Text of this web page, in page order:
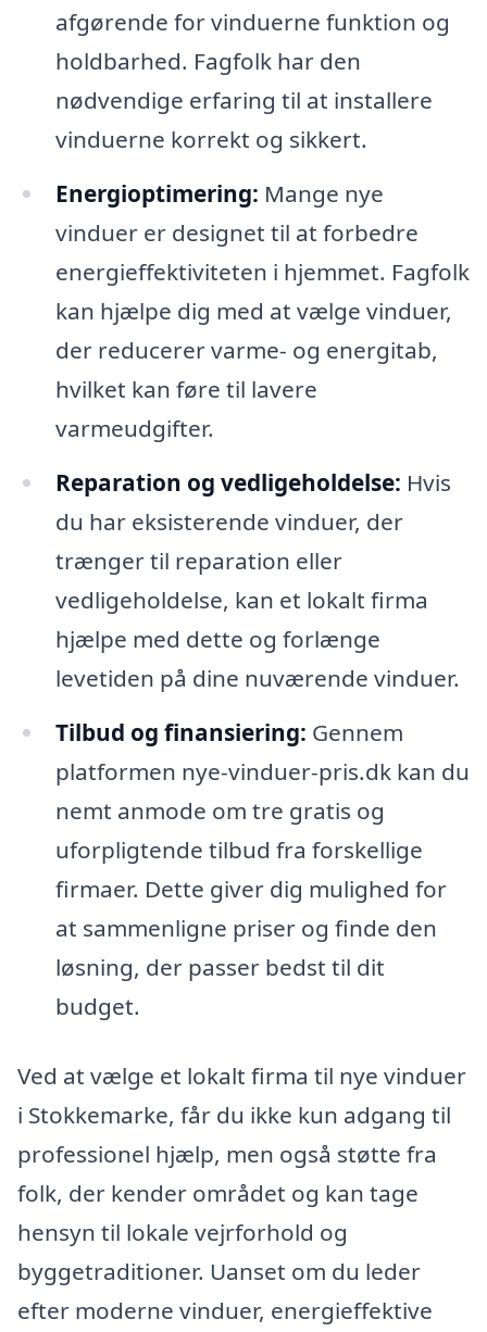
afgørende for vinduerne funktion og
holdbarhed. Fagfolk har den
nødvendige erfaring til at installere
vinduerne korrekt og sikkert.
Energioptimering: Mange nye
vinduer er designet til at forbedre
energieffektiviteten i hjemmet. Fagfolk
kan hjælpe dig med at vælge vinduer,
der reducerer varme- og energitab,
hvilket kan føre til lavere
varmeudgifter.
Reparation og vedligeholdelse: Hvis
du har eksisterende vinduer, der
trænger til reparation eller
vedligeholdelse, kan et lokalt firma
hjælpe med dette og forlænge
levetiden på dine nuværende vinduer.
Tilbud og finansiering: Gennem
platformen nye-vinduer-pris.dk kan du
nemt anmode om tre gratis og
uforpligtende tilbud fra forskellige
firmaer. Dette giver dig mulighed for
at sammenligne priser og finde den
løsning, der passer bedst til dit
budget.
Ved at vælge et lokalt firma til nye vinduer
i Stokkemarke, får du ikke kun adgang til
professionel hjælp, men også støtte fra
folk, der kender området og kan tage
hensyn til lokale vejrforhold og
byggetraditioner. Uanset om du leder
efter moderne vinduer, energieffektive